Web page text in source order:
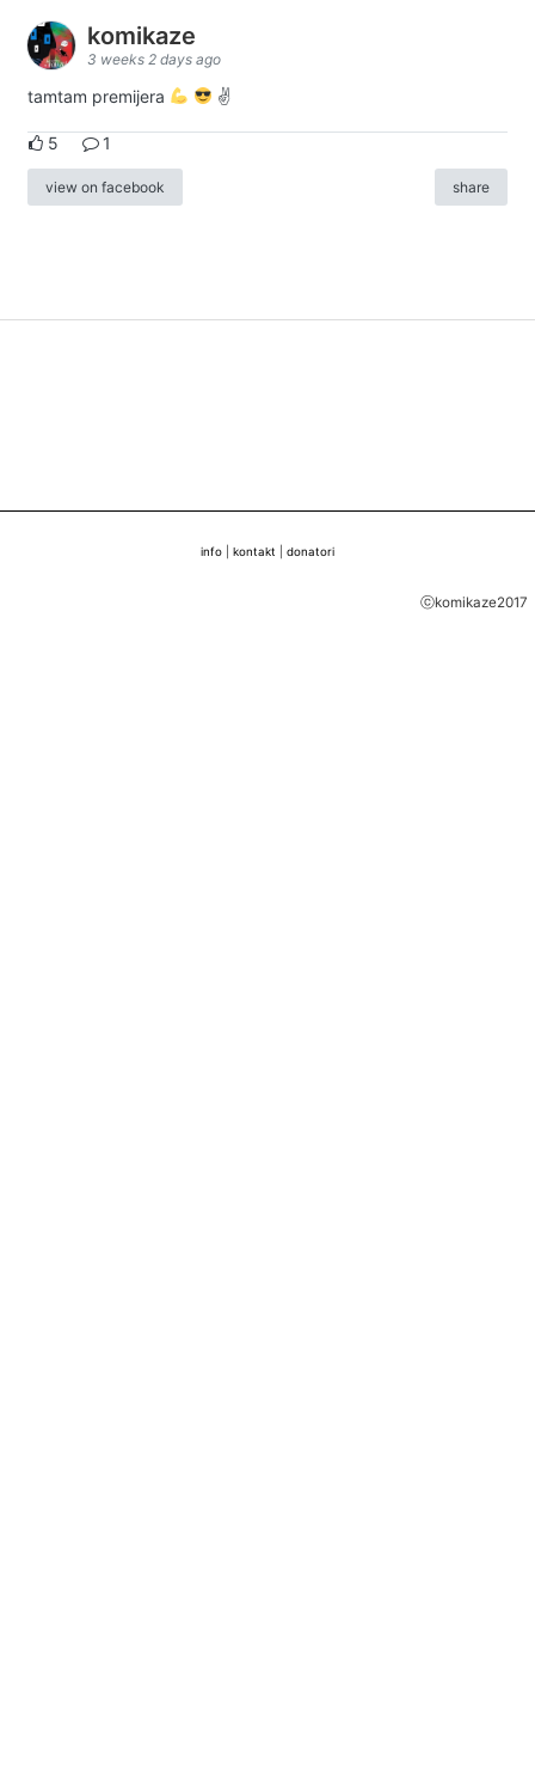
komikaze
3 weeks 2 days ago
tamtam premijera ✌
5 1
view on facebook share
info kontakt donatori
ⓒkomikaze2017